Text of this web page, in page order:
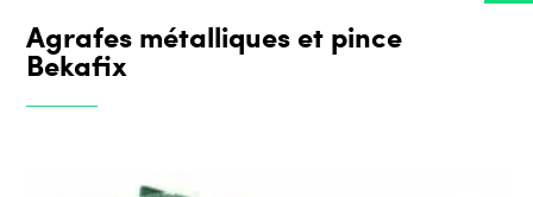
Agrafes métalliques et pince
Bekafix